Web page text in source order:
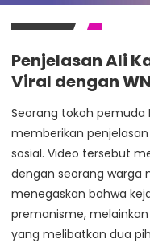
Penjelasan Ali
Viral dengan
Seorang tokoh pemuda
memberikan
sosial. Video tersebut
dengan seorang warga
menegaskan bahwa
premanisme,
yang melibatkan dua